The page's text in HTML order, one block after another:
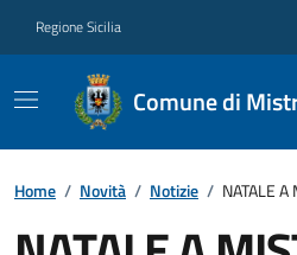
Regione Sicilia
Comune di
Home / Novità / Notizie / NATALE